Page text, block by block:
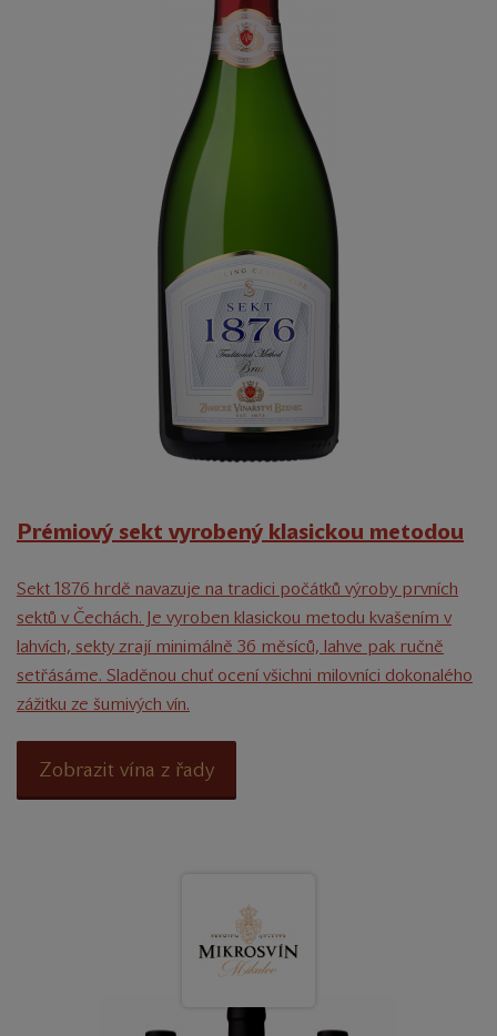
Prémiový sekt vyrobený klasickou metodou
Sekt 1876 hrdě navazuje na tradici počátků výroby prvních
sektů v Čechách. Je vyroben klasickou metodu kvašením v
lahvích, sekty zrají minimálně 36 měsíců, lahve pak ručně
setřásáme. Sladěnou chuť ocení všichni milovníci dokonalého
zážitku ze šumivých vín.
Zobrazit vína z řady